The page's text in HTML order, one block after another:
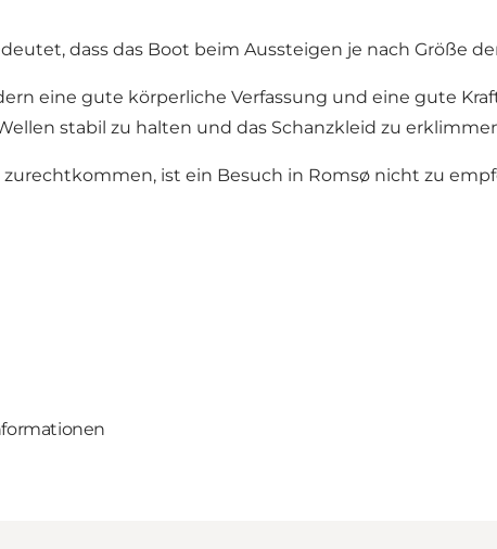
dass das Boot beim Aussteigen je nach Größe
eine gute körperliche Verfassung und eine gute
stabil zu halten und das Schanzkleid zu
ist ein Besuch in Romsø nicht zu